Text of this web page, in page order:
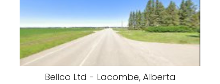
Bellco Ltd - Lacombe, Alberta